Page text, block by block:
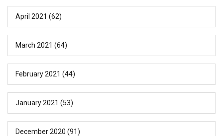
April 2021 (62)
March 2021 (64)
February 2021 (44)
January 2021 (53)
December 2020 (91)